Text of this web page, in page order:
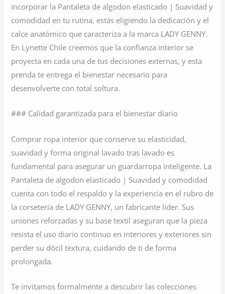
incorporar la Pantaleta de algodon elasticado | Suavidad y
comodidad en tu rutina, estás eligiendo la dedicación y el
calce anatómico que caracteriza a la marca LADY GENNY.
En Lynette Chile creemos que la confianza interior se
proyecta en cada una de tus decisiones externas, y esta
prenda te entrega el bienestar necesario para
desenvolverte con total soltura.
### Calidad garantizada para el bienestar diario
Comprar ropa interior que conserve su elasticidad,
suavidad y forma original lavado tras lavado es
fundamental para asegurar un guardarropa inteligente. La
Pantaleta de algodon elasticado | Suavidad y comodidad
cuenta con todo el respaldo y la experiencia en el rubro de
la corsetería de LADY GENNY, un fabricante líder. Sus
uniones reforzadas y su base textil aseguran que la pieza
resista el uso diario continuo en interiores y exteriores sin
perder su dócil textura, cuidando de ti de forma
prolongada.
Te invitamos formalmente a descubrir las colecciones